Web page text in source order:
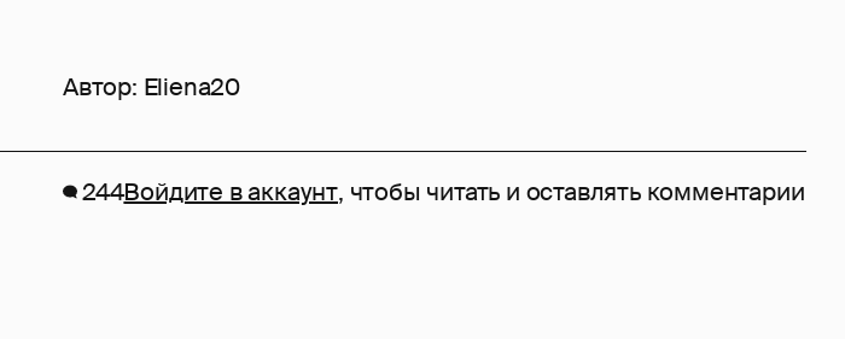
Автор: Eliena20
244Войдите в аккаунт, чтобы читать и оставлять комментарии